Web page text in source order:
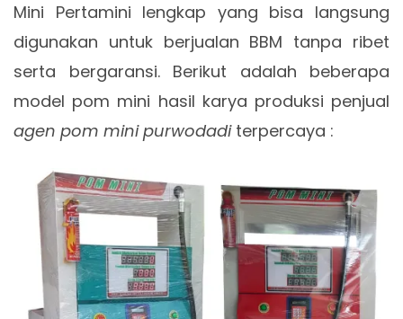
Mini Pertamini lengkap yang bisa langsung
digunakan untuk berjualan BBM tanpa ribet
serta bergaransi. Berikut adalah beberapa
model pom mini hasil karya produksi penjual
agen pom mini purwodaditerpercaya :